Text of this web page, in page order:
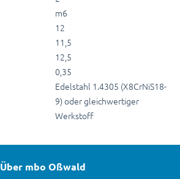
m6
12
11,5
12,5
0,35
Edelstahl 1.4305 (X8CrNiS18-
9) oder gleichwertiger
Werkstoff
Über mbo Oßwald